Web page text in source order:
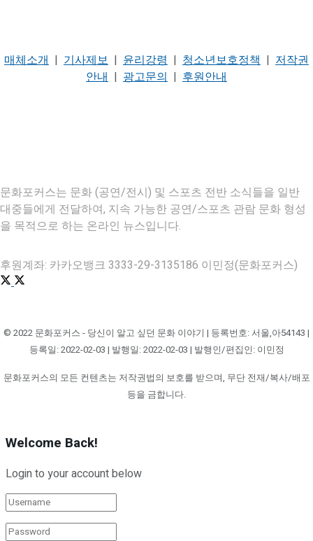
매체소개 | 기사제보 | 윤리강령 | 청소년보호정책 | 저작권
안내 | 광고문의 | 후원안내
문화포커스는 문화 (공연/전시) 및 스포츠 전반 소식들을 일반
대중들에게 전달하여, 지속 가능한 공연/스포츠 관람 문화 형성
을 목적으로 하는 온라인 뉴스입니다.
후원계좌: 카카오뱅크 3333-29-3135186 이민정(문화포커스)
© 2022 문화포커스 - 당신이 알고 싶던 문화 이야기 | 등록번호: 서울,아54143 |
등록일: 2022-02-03 | 발행일: 2022-02-03 | 발행인/편집인: 이민정
문화포커스의 모든 컨텐츠는 저작권법의 보호를 받으며, 무단 전재/복사/배포
등을 금합니다.
Welcome Back!
Login to your account below